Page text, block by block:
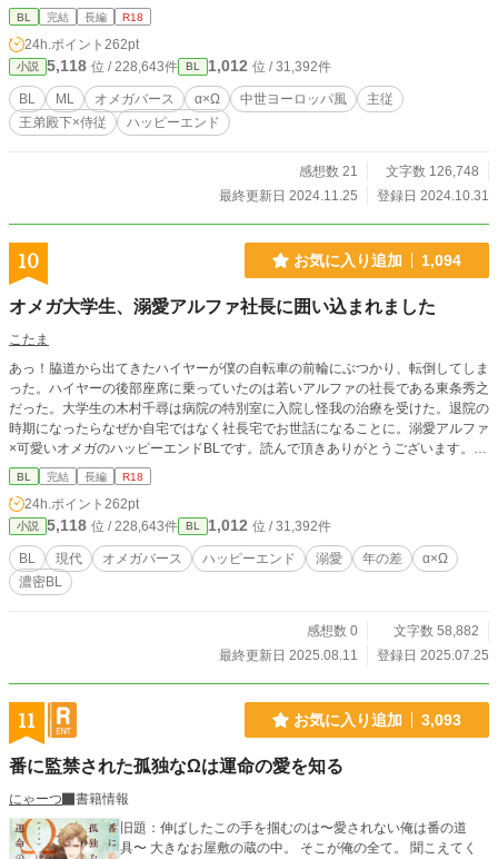
あるため、身辺を探るように」という密命を受け、オメガ嫌いと噂される第３王
弟ラインハルトの従僕になった。 無口で無愛想な彼の優しい一面を知り、任
務とは裏腹にラインハルトに惹かれていくユリウスであったが、働き始めて3カ
月が過ぎたところで第３王弟殿下が辺境伯令嬢の婿養子になるという噂を聞き、
従僕も解雇される。
BL 完結 長編 R18
24h.ポイント 262pt
小説 5,118 位 / 228,643件 BL 1,012 位 / 31,392件
BL ML オメガバース α×Ω 中世ヨーロッパ風
主従
王弟殿下×侍従
ハッピーエンド
感想数 21
文字数 126,748
最終更新日 2024.11.25
登録日 2024.10.31
10 お気に入り追加 1,094
オメガ大学生、溺愛アルファ社長に囲い込まれました
こたま
あっ！脇道から出てきたハイヤーが僕の自転車の前輪にぶつかり、転倒してしま
った。ハイヤーの後部座席に乗っていたのは若いアルファの社長である東条秀之
だった。大学生の木村千尋は病院の特別室に入院し怪我の治療を受けた。退院の
時期になったらなぜか自宅ではなく社長宅でお世話になることに。溺愛アルファ
×可愛いオメガのハッピーエンドBLです。読んで頂きありがとうございます。今
後随時追加更新するかもしれません。
BL 完結 長編 R18
24h.ポイント 262pt
小説 5,118 位 / 228,643件 BL 1,012 位 / 31,392件
BL 現代 オメガバース ハッピーエンド 溺愛 年の差
α×Ω
濃密BL
感想数 0
文字数 58,882
最終更新日 2025.08.11
登録日 2025.07.25
11 お気に入り追加 3,093
番に監禁された孤独なΩは運命の愛を知る
にゃーつ
書籍情報
旧題：伸ばしたこの手を掴むのは〜愛されない俺は番の道
具〜 大きなお屋敷の蔵の中。 そこが俺の全て。 聞こえてく